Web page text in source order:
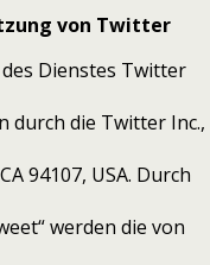
von Twitter
Dienstes Twitter
durch die Twitter Inc.,
94107, USA. Durch
werden die von